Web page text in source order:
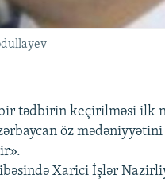
tədbirin keçirilməsi ilk
öz
Xarici İşlər